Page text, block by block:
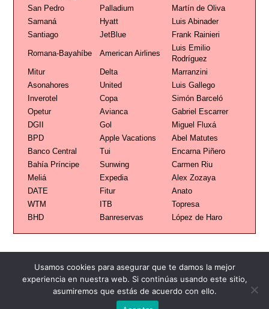
San Pedro
Palladium
Martín de Oliva
Samaná
Hyatt
Luis Abinader
Santiago
JetBlue Frank Rainieri
Romana-Bayahíbe American Airlines
Luis Emilio
Rodríguez
Mitur
Delta
Marranzini
Asonahores
United
Luis Gallego
Inverotel
Copa
Simón Barceló
Opetur
Avianca
Gabriel Escarrer
DGII
Gol
Miguel Fluxá
BPD
Apple Vacations
Abel Matutes
Banco Central
Tui
Encarna Piñero
Bahía Príncipe
Sunwing
Carmen Riu
Meliá
Expedia
Alex Zozaya
DATE
Fitur
Anato
WTM
ITB
Topresa
BHD
Banreservas López de Haro
Usamos cookies para asegurar que te damos la mejor
experiencia en nuestra web. Si continúas usando este sitio,
asumiremos que estás de acuerdo con ello.
Publicidad Redacción Contacto